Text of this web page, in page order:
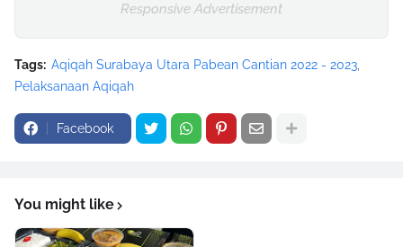
Responsive Advertisement
Tags: Aqiqah Surabaya Utara Pabean Cantian 2022 - 2023
Pelaksanaan Aqiqah
Facebook
You might like